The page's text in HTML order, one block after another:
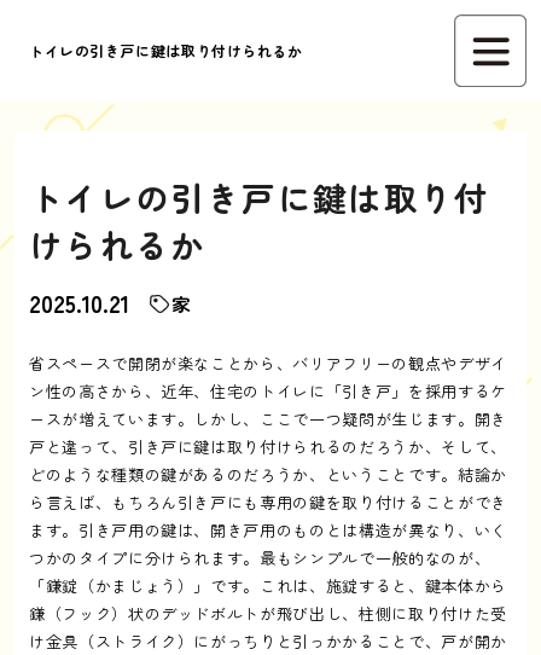
トイレの引き戸に鍵は取り付けられるか
トイレの引き戸に鍵は取り付
けられるか
2025.10.21 家
省スペースで開閉が楽なことから、バリアフリーの観点やデザイ
ン性の高さから、近年、住宅のトイレに「引き戸」を採用するケ
ースが増えています。しかし、ここで一つ疑問が生じます。開き
戸と違って、引き戸に鍵は取り付けられるのだろうか、そして、
どのような種類の鍵があるのだろうか、ということです。結論か
ら言えば、もちろん引き戸にも専用の鍵を取り付けることができ
ます。引き戸用の鍵は、開き戸用のものとは構造が異なり、いく
つかのタイプに分けられます。最もシンプルで一般的なのが、
「鎌錠（かまじょう）」です。これは、施錠すると、鍵本体から
鎌（フック）状のデッドボルトが飛び出し、柱側に取り付けた受
け金具（ストライク）にがっちりと引っかかることで、戸が開か